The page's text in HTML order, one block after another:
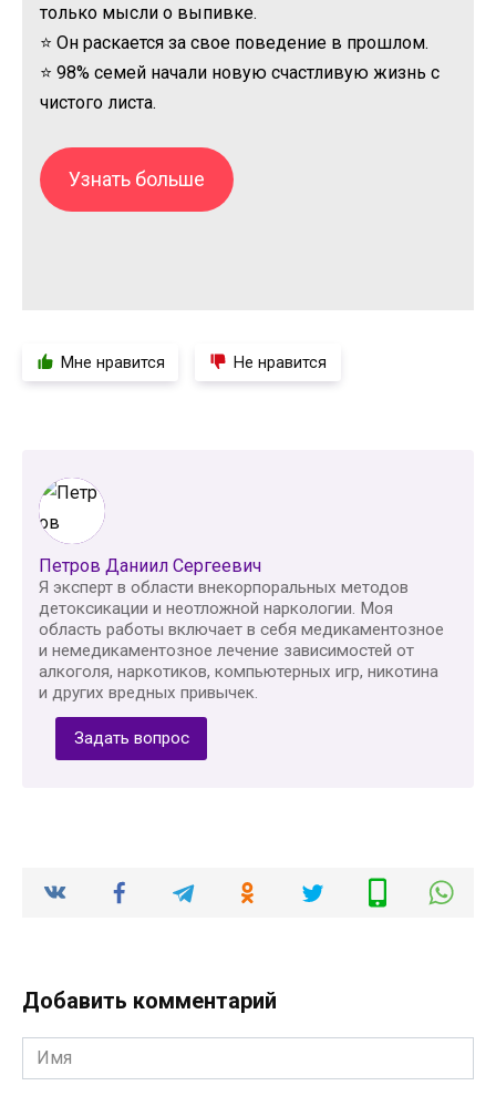
только мысли о выпивке.
⭐ Он раскается за свое поведение в прошлом.
⭐ 98% семей начали новую счастливую жизнь с
чистого листа.
Узнать больше
Мне нравится Не нравится
Петров Даниил Сергеевич
Я эксперт в области внекорпоральных методов
детоксикации и неотложной наркологии. Моя
область работы включает в себя медикаментозное
и немедикаментозное лечение зависимостей от
алкоголя, наркотиков, компьютерных игр, никотина
и других вредных привычек.
Задать вопрос
Добавить комментарий
Имя
*